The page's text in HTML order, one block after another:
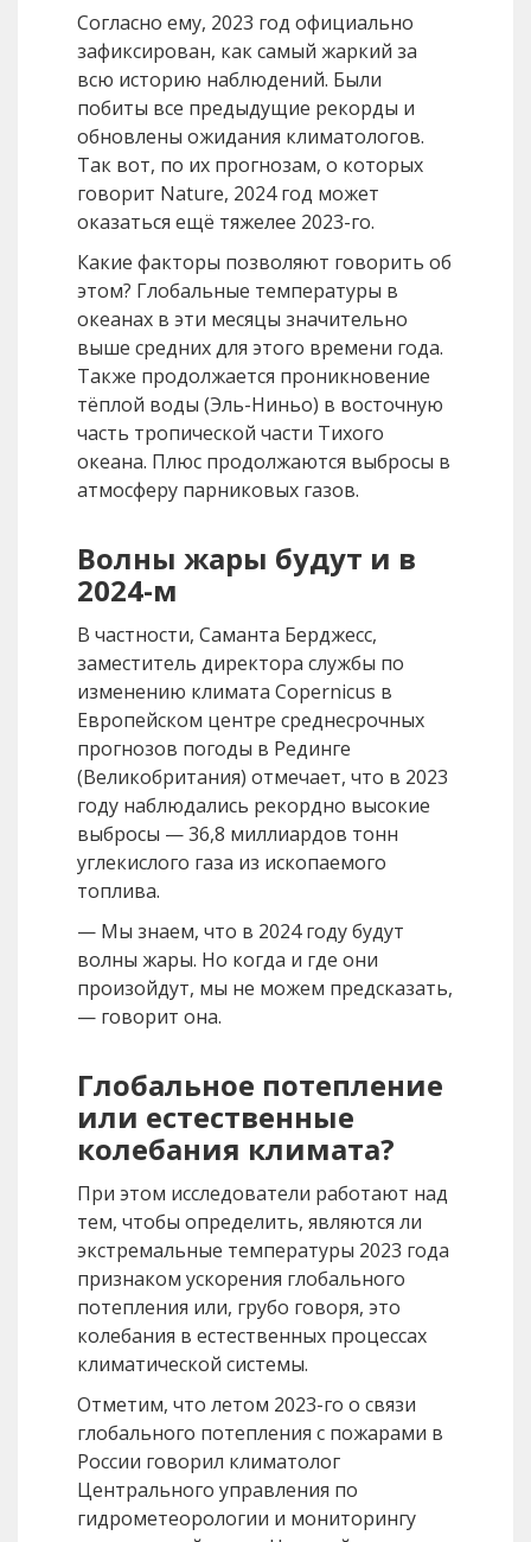
Согласно ему, 2023 год официально
зафиксирован, как самый жаркий за
всю историю наблюдений. Были
побиты все предыдущие рекорды и
обновлены ожидания климатологов.
Так вот, по их прогнозам, о которых
говорит Nature, 2024 год может
оказаться ещё тяжелее 2023-го.
Какие факторы позволяют говорить об
этом? Глобальные температуры в
океанах в эти месяцы значительно
выше средних для этого времени года.
Также продолжается проникновение
тёплой воды (Эль-Ниньо) в восточную
часть тропической части Тихого
океана. Плюс продолжаются выбросы в
атмосферу парниковых газов.
Волны жары будут и в
2024-м
В частности, Саманта Берджесс,
заместитель директора службы по
изменению климата Copernicus в
Европейском центре среднесрочных
прогнозов погоды в Рединге
(Великобритания) отмечает, что в 2023
году наблюдались рекордно высокие
выбросы — 36,8 миллиардов тонн
углекислого газа из ископаемого
топлива.
— Мы знаем, что в 2024 году будут
волны жары. Но когда и где они
произойдут, мы не можем предсказать,
— говорит она.
Глобальное потепление
или естественные
колебания климата?
При этом исследователи работают над
тем, чтобы определить, являются ли
экстремальные температуры 2023 года
признаком ускорения глобального
потепления или, грубо говоря, это
колебания в естественных процессах
климатической системы.
Отметим, что летом 2023-го о связи
глобального потепления с пожарами в
России говорил климатолог
Центрального управления по
гидрометеорологии и мониторингу